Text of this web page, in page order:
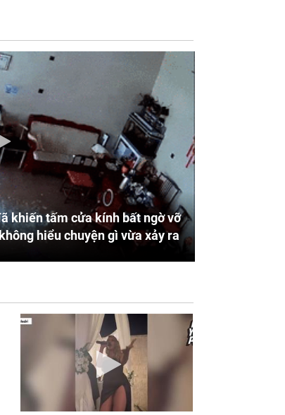
khiến tấm cửa kính bất ngờ vỡ
hiểu chuyện gì vừa xảy ra